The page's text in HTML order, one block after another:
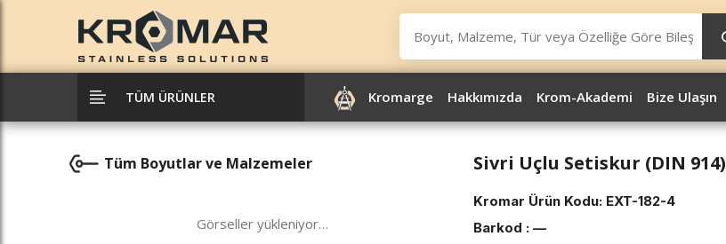
TÜM ÜRÜNLER Kromarge Hakkımızda Krom-Akademi Bize Ulaşın
Tüm Boyutlar ve Malzemeler
Görseller yükleniyor…
Sivri Uçlu Setiskur (DIN 914)
Kromar Ürün Kodu: EXT-182-4
Barkod : —